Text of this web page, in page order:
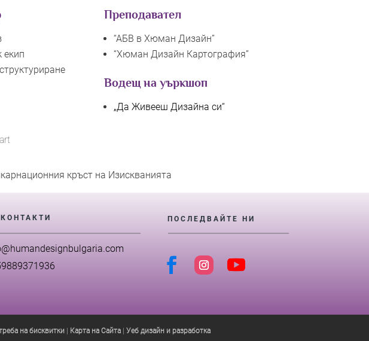
екип
Преподавател
“АБВ в Хюман Дизайн”
“Хюман Дизайн Картография”
Водещ на уъркшоп
„Да Живееш Дизайна си“
кръст на Изискванията
ПОСЛЕДВАЙТЕ НИ
на бисквитки| Карта на Сайта| Уеб дизайн и разработка